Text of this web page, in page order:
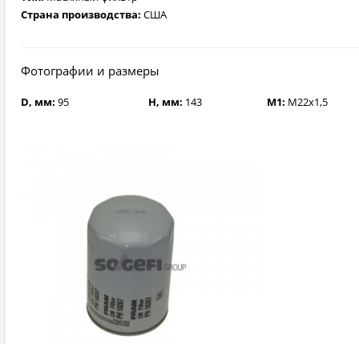
Страна производства: США
Фотографии и размеры
D, мм: 95 H, мм: 143 M1: M22x1,5